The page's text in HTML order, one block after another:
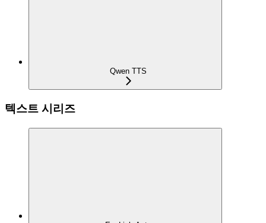
Qwen TTS
텍스트 시리즈